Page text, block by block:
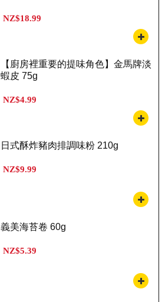
NZ$18.99
【廚房裡重要的提味角色】金馬牌淡
蝦皮 75g
NZ$4.99
日式酥炸豬肉排調味粉 210g
NZ$9.99
義美海苔卷 60g
NZ$5.39